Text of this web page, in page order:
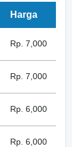
Harga
Rp. 7,000
Rp. 7,000
Rp. 6,000
Rp. 6,000